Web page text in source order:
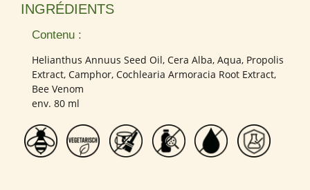
INGRÉDIENTS
Contenu :
Helianthus Annuus Seed Oil, Cera Alba, Aqua, Propolis
Extract, Camphor, Cochlearia Armoracia Root Extract,
Bee Venom
env. 80 ml